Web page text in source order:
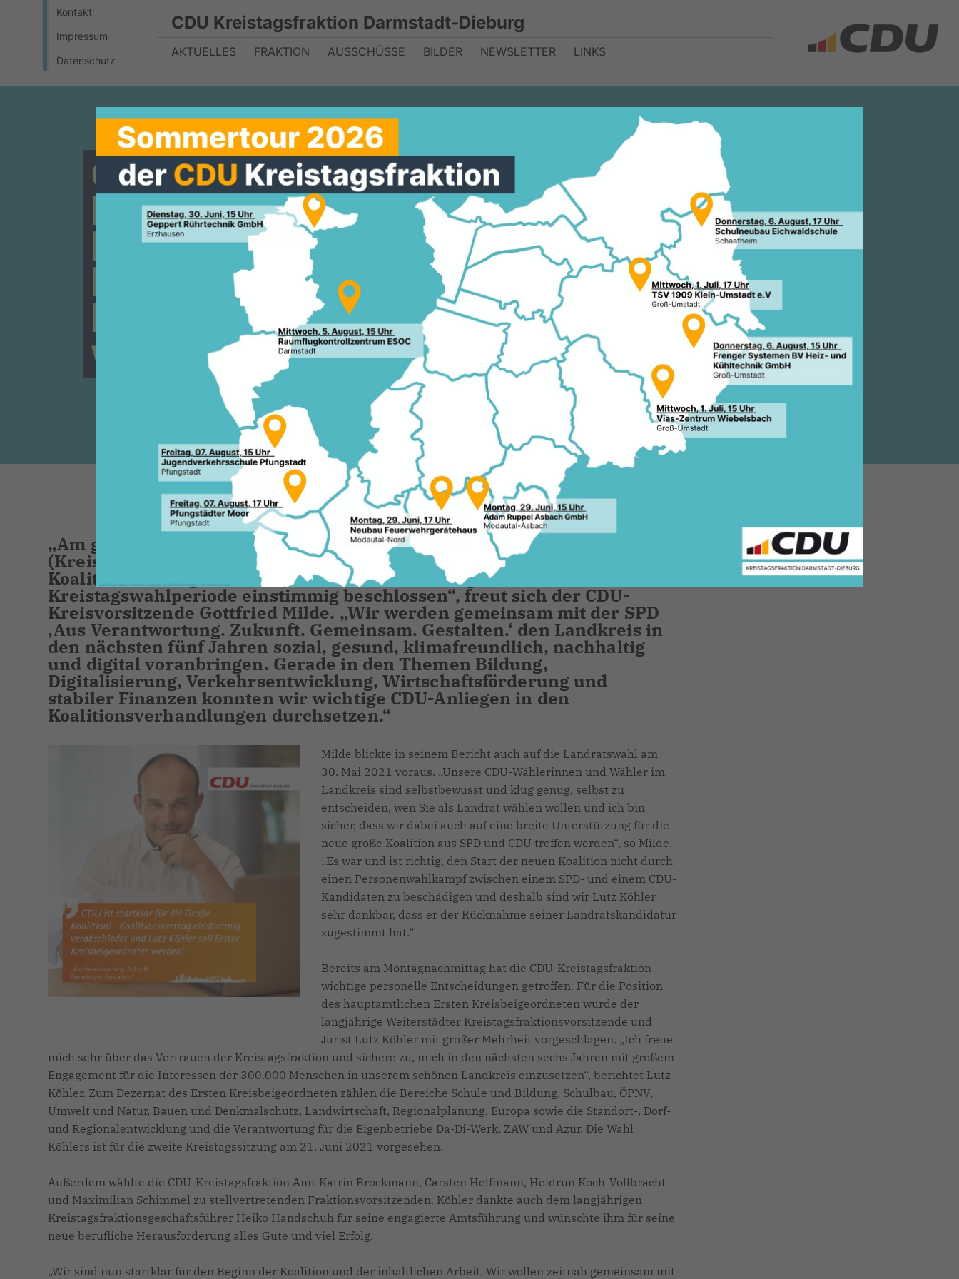
Kontakt
Impressum
Datenschutz
CDU Kreistagsfraktion Darmstadt-Dieburg
AKTUELLES FRAKTION AUSSCHÜSSE BILDER NEWSLETTER LINKS
CDU Darmstadt-Dieburg
beschließt einstimmig den
Koalitionsvertrag mit der SPD –
Lutz Köhler soll hauptamtlicher
Erster Kreisbeigeordneter
werden!
Am gestrigen Mittwochabend hat ein kleiner digitaler Parteitag
(Kreisverbandsausschuss) der CDU Darmstadt-Dieburg den
Koalitionsvertrag mit der SPD Darmstadt-Dieburg für die kommende
Kreistagswahlperiode einstimmig beschlossen“, freut sich der CDU-
Kreisvorsitzende Gottfried Milde. „Wir werden gemeinsam mit der SPD
Aus Verantwortung. Zukunft. Gemeinsam. Gestalten.‘ den Landkreis in
den nächsten fünf Jahren sozial, gesund, klimafreundlich, nachhaltig
und digital voranbringen. Gerade in den Themen Bildung,
Digitalisierung, Verkehrsentwicklung, Wirtschaftsförderung und
stabiler Finanzen konnten wir wichtige CDU-Anliegen in den
Koalitionsverhandlungen durchsetzen.“
Milde blickte in seinem Bericht auch auf die Landratswahl am
30. Mai 2021 voraus. „Unsere CDU-Wählerinnen und Wähler im
Landkreis sind selbstbewusst und klug genug, selbst zu
entscheiden, wen Sie als Landrat wählen wollen und ich bin
sicher, dass wir dabei auch auf eine breite Unterstützung für die
neue große Koalition aus SPD und CDU treffen werden“, so Milde.
Es war und ist richtig, den Start der neuen Koalition nicht durch
einen Personenwahlkampf zwischen einem SPD- und einem CDU-
Kandidaten zu beschädigen und deshalb sind wir Lutz Köhler
sehr dankbar, dass er der Rücknahme seiner Landratskandidatur
zugestimmt hat.“
Bereits am Montagnachmittag hat die CDU-Kreistagsfraktion
wichtige personelle Entscheidungen getroffen. Für die Position
des hauptamtlichen Ersten Kreisbeigeordneten wurde der
langjährige Weiterstädter Kreistagsfraktionsvorsitzende und
Jurist Lutz Köhler mit großer Mehrheit vorgeschlagen. „Ich freue
mich sehr über das Vertrauen der Kreistagsfraktion und sichere zu, mich in den nächsten sechs Jahren mit großem
Engagement für die Interessen der 300.000 Menschen in unserem schönen Landkreis einzusetzen“, berichtet Lutz
Köhler. Zum Dezernat des Ersten Kreisbeigeordneten zählen die Bereiche Schule und Bildung, Schulbau, ÖPNV,
Umwelt und Natur, Bauen und Denkmalschutz, Landwirtschaft, Regionalplanung, Europa sowie die Standort-, Dorf-
und Regionalentwicklung und die Verantwortung für die Eigenbetriebe Da-Di-Werk, ZAW und Azur. Die Wahl
Köhlers ist für die zweite Kreistagssitzung am 21. Juni 2021 vorgesehen.
Außerdem wählte die CDU-Kreistagsfraktion Ann-Katrin Brockmann, Carsten Helfmann, Heidrun Koch-Vollbracht
und Maximilian Schimmel zu stellvertretenden Fraktionsvorsitzenden. Köhler dankte auch dem langjährigen
Kreistagsfraktionsgeschäftsführer Heiko Handschuh für seine engagierte Amtsführung und wünschte ihm für seine
neue berufliche Herausforderung alles Gute und viel Erfolg.
Wir sind nun startklar für den Beginn der Koalition und der inhaltlichen Arbeit. Wir wollen zeitnah gemeinsam mit
29.04.2021, 14:12 Uhr